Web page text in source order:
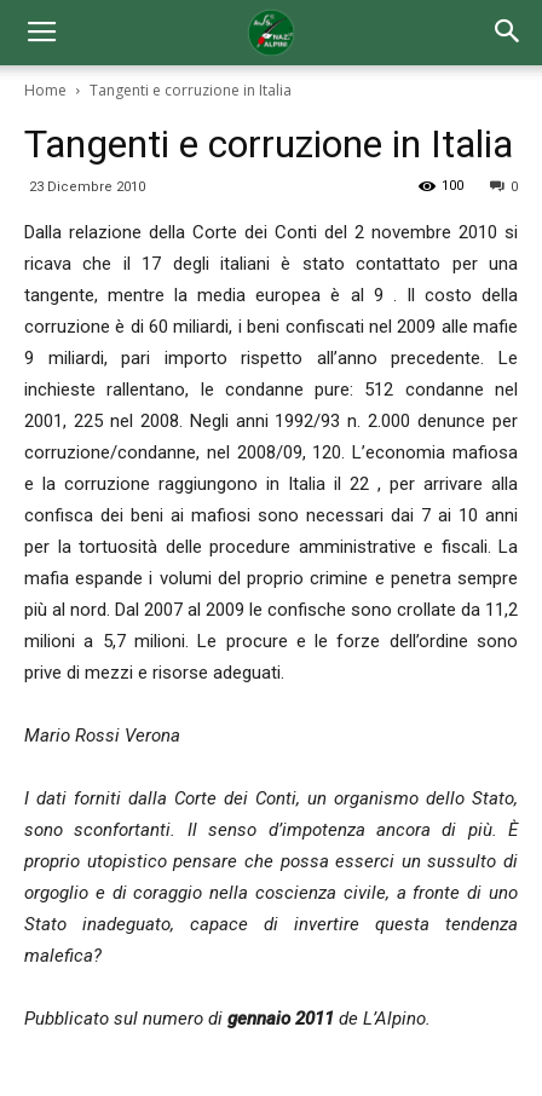
Home Tangenti e corruzione in Italia
Tangenti e corruzione in Italia
23 Dicembre 2010 0
100
Dalla relazione della Corte dei Conti del 2 novembre 2010 si
ricava che il 17 degli italiani è stato contattato per una
tangente, mentre la media europea è al 9 . Il costo della
corruzione è di 60 miliardi, i beni confiscati nel 2009 alle mafie
9 miliardi, pari importo rispetto all’anno precedente. Le
inchieste rallentano, le condanne pure: 512 condanne nel
2001, 225 nel 2008. Negli anni 1992/93 n. 2.000 denunce per
corruzione/condanne, nel 2008/09, 120. L’economia mafiosa
e la corruzione raggiungono in Italia il 22 , per arrivare alla
confisca dei beni ai mafiosi sono necessari dai 7 ai 10 anni
per la tortuosità delle procedure amministrative e fiscali. La
mafia espande i volumi del proprio crimine e penetra sempre
più al nord. Dal 2007 al 2009 le confische sono crollate da 11,2
milioni a 5,7 milioni. Le procure e le forze dell’ordine sono
prive di mezzi e risorse adeguati.
Mario Rossi Verona
I dati forniti dalla Corte dei Conti, un organismo dello Stato,
sono sconfortanti. Il senso d’impotenza ancora di più. È
proprio utopistico pensare che possa esserci un sussulto di
orgoglio e di coraggio nella coscienza civile, a fronte di uno
Stato inadeguato, capace di invertire questa tendenza
malefica?
Pubblicato sul numero di gennaio 2011 de L’Alpino.